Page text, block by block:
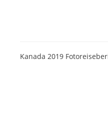
Kanada 2019